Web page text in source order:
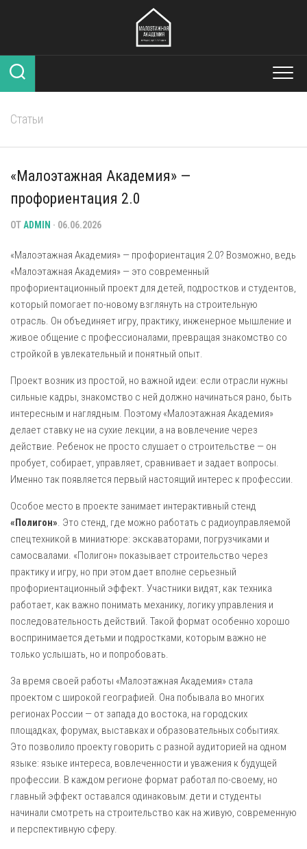
Статьи
«Малоэтажная Академия» —
профориентация 2.0
ОТADMIN · 06.06.2026
«Малоэтажная Академия» — профориентация 2.0? Возможно, ведь
«Малоэтажная Академия» — это современный
профориентационный проект для детей, подростков и студентов,
который помогает по-новому взглянуть на строительную
отрасль. Он объединяет игру, практику, инженерное мышление и
живое общение с профессионалами, превращая знакомство со
стройкой в увлекательный и понятный опыт.
Проект возник из простой, но важной идеи: если отрасли нужны
сильные кадры, знакомство с ней должно начинаться рано, быть
интересным и наглядным. Поэтому «Малоэтажная Академия»
делает ставку не на сухие лекции, а на вовлечение через
действие. Ребенок не просто слушает о строительстве — он
пробует, собирает, управляет, сравнивает и задает вопросы.
Именно так появляется первый настоящий интерес к профессии.
Особое место в проекте занимает интерактивный стенд
«Полигон». Это стенд, где можно работать с радиоуправляемой
спецтехникой в миниатюре: экскаваторами, погрузчиками и
самосвалами. «Полигон» показывает строительство через
практику и игру, но при этом дает вполне серьезный
профориентационный эффект. Участники видят, как техника
работает, как важно понимать механику, логику управления и
последовательность действий. Такой формат особенно хорошо
воспринимается детьми и подростками, которым важно не
только услышать, но и попробовать.
За время своей работы «Малоэтажная Академия» стала
проектом с широкой географией. Она побывала во многих
регионах России — от запада до востока, на городских
площадках, форумах, выставках и образовательных событиях.
Это позволило проекту говорить с разной аудиторией на одном
языке: языке интереса, вовлеченности и уважения к будущей
профессии. В каждом регионе формат работал по-своему, но
главный эффект оставался одинаковым: дети и студенты
начинали смотреть на строительство как на живую, современную
и перспективную сферу.